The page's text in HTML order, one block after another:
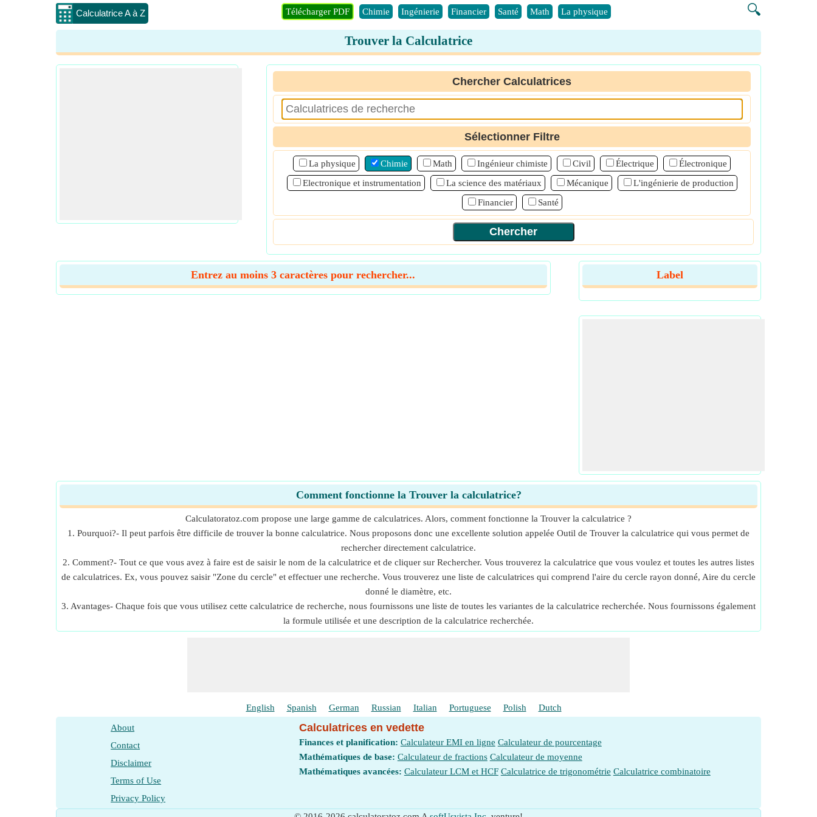
Calculatrice A à Z 🔍
Télécharger PDF Chimie Ingénierie Financier Santé Math La physique
Trouver la Calculatrice
Chercher Calculatrices
Sélectionner Filtre
La physique Chimie Math Ingénieur chimiste Civil Électrique
Électronique
Electronique et instrumentation
La science des matériaux Mécanique
L'ingénierie de production
Financier
Santé
Entrez au moins 3 caractères pour rechercher... Label
Comment fonctionne la Trouver la calculatrice?
Calculatoratoz.com propose une large gamme de calculatrices. Alors, comment fonctionne la Trouver la calculatrice ?
1. Pourquoi?- Il peut parfois être difficile de trouver la bonne calculatrice. Nous proposons donc une excellente solution appelée Outil de Trouver la calculatrice qui vous permet de
rechercher directement calculatrice.
2. Comment?- Tout ce que vous avez à faire est de saisir le nom de la calculatrice et de cliquer sur Rechercher. Vous trouverez la calculatrice que vous voulez et toutes les autres listes
de calculatrices. Ex, vous pouvez saisir "Zone du cercle" et effectuer une recherche. Vous trouverez une liste de calculatrices qui comprend l'aire du cercle rayon donné, Aire du cercle
donné le diamètre, etc.
3. Avantages- Chaque fois que vous utilisez cette calculatrice de recherche, nous fournissons une liste de toutes les variantes de la calculatrice recherchée. Nous fournissons également
la formule utilisée et une description de la calculatrice recherchée.
English Spanish German Russian Italian Portuguese Polish Dutch
About
Contact
Disclaimer
Terms of Use
Privacy Policy
Calculatrices en vedette
Finances et planification: Calculateur EMI en ligne Calculateur de pourcentage
Mathématiques de base: Calculateur de fractions Calculateur de moyenne
Mathématiques avancées: Calculateur LCM et HCF Calculatrice de trigonométrie Calculatrice combinatoire